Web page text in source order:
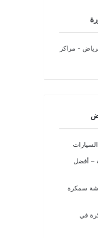
- مراكز
– أفضل
سمكرة
في